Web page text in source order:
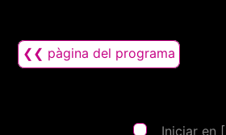
❮❮ pàgina del programa
Iniciar en [